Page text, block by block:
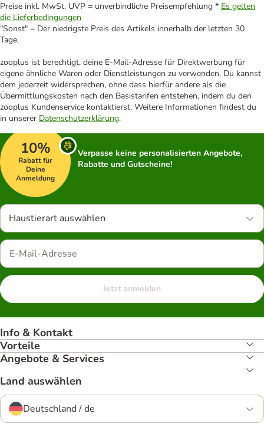
Preise inkl. MwSt. UVP = unverbindliche Preisempfehlung * Es gelten
die Lieferbedingungen
"Sonst" = Der niedrigste Preis des Artikels innerhalb der letzten 30
Tage.
zooplus ist berechtigt, deine E-Mail-Adresse für Direktwerbung für
eigene ähnliche Waren oder Dienstleistungen zu verwenden. Du kannst
dem jederzeit widersprechen, ohne dass hierfür andere als die
Übermittlungskosten nach den Basistarifen entstehen, indem du den
zooplus Kundenservice kontaktierst. Weitere Informationen findest du
in unserer Datenschutzerklärung.
10%
Rabatt für
Deine
Anmeldung
Verpasse keine personalisierten Angebote,
Rabatte und Gutscheine!
Haustierart auswählen
Jetzt anmelden
Info & Kontakt
Vorteile
Angebote & Services
Land auswählen
Deutschland / de